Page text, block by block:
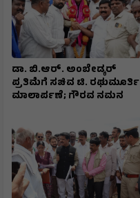
ಡಾ. ಬಿ.ಆರ್. ಅಂಬೇಡ್ಕರ್
ಪ್ರತಿಮೆಗೆ ಸಚಿವ ಟಿ. ರಘುಮೂರ್ತಿ
ಮಾಲಾರ್ಪಣೆ; ಗೌರವ ನಮನ